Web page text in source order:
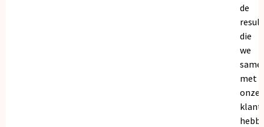
de
die
we
met
onze